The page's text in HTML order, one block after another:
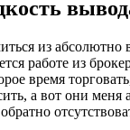
из абсолютно
работе из
время
а вот они меня